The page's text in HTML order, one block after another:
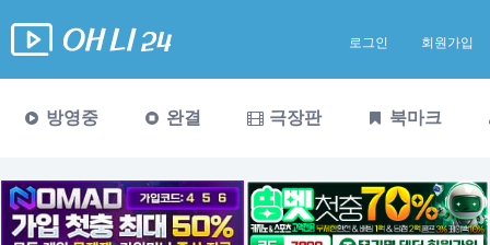
로그인 회원가입
방영중 완결 극장판 북마크